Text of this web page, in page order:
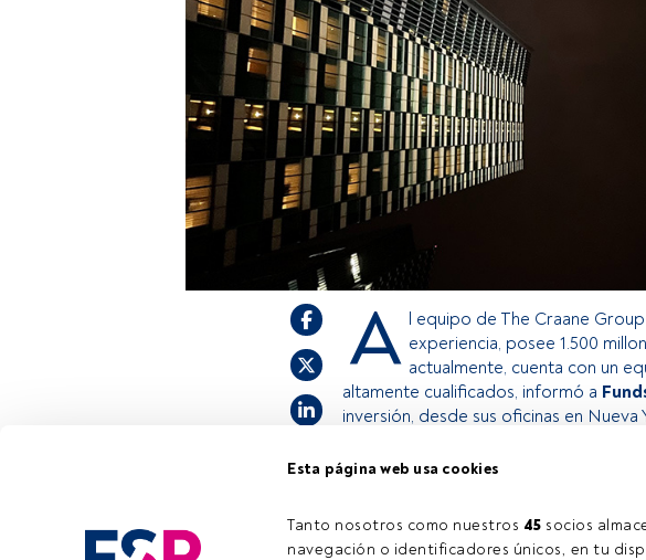
Esta página web usa cookies
Tanto nosotros como nuestros 45 socios
navegación o identificadores únicos, en tu
A l equipo de The Craane
experiencia, posee 1.500
actualmente, cuenta con un
altamente cualificados, informó a
inversión, desde sus oficinas en Nueva
estás registrado, accede desde el
invitamos a registrarte y disfrutar